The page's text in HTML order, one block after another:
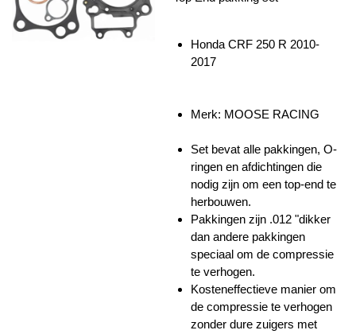
Honda CRF 250 R 2010-
2017
Merk: MOOSE RACING
Set bevat alle pakkingen, O-
ringen en afdichtingen die
nodig zijn om een ​​top-end te
herbouwen.
Pakkingen zijn .012 "dikker
dan andere pakkingen
speciaal om de compressie
te verhogen.
Kosteneffectieve manier om
de compressie te verhogen
zonder dure zuigers met